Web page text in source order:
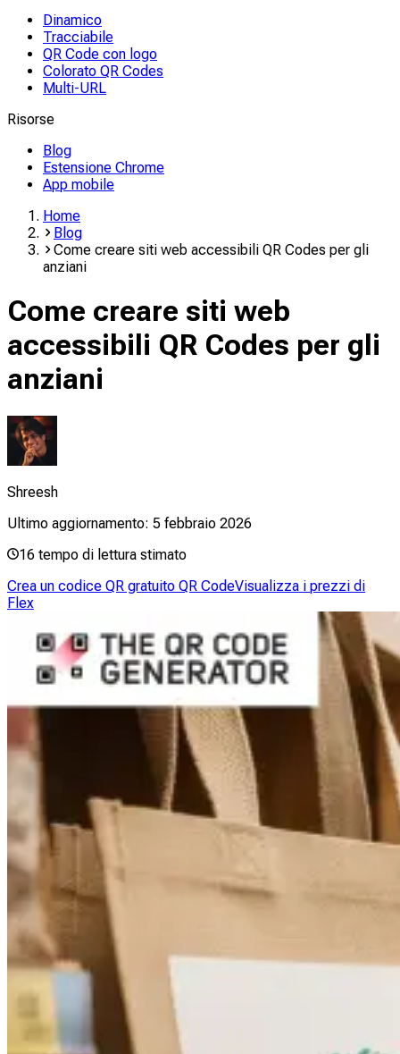
Dinamico
Tracciabile
QR Code con logo
Colorato QR Codes
Multi-URL
Risorse
Blog
Estensione Chrome
App mobile
Home
Blog
Come creare siti web accessibili QR Codes per gli
anziani
Come creare siti web
accessibili QR Codes per gli
anziani
Shreesh
Ultimo aggiornamento: 5 febbraio 2026
16 tempo di lettura stimato
Crea un codice QR gratuito QR CodeVisualizza i prezzi di
Flex